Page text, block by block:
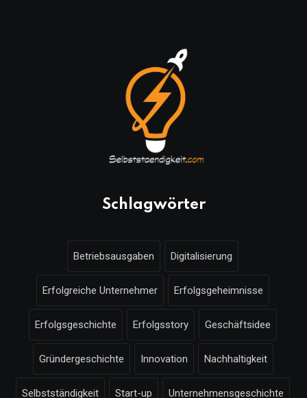
Schlagwörter
Betriebsausgaben Digitalisierung
Erfolgreiche Unternehmer Erfolgsgeheimnisse
Erfolgsgeschichte Erfolgsstory Geschäftsidee
Gründergeschichte Innovation Nachhaltigkeit
Selbstständigkeit Start-up Unternehmensgeschichte